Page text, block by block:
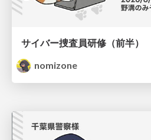
サイバー捜査員研修（前半）
nomizone